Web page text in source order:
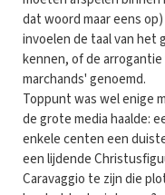
dat woord maar eens
invoelen de taal van het
kennen, of de
marchands' genoemd.
Toppunt was wel enige
de grote media haalde:
enkele centen een
een lijdende
Caravaggio te zijn die